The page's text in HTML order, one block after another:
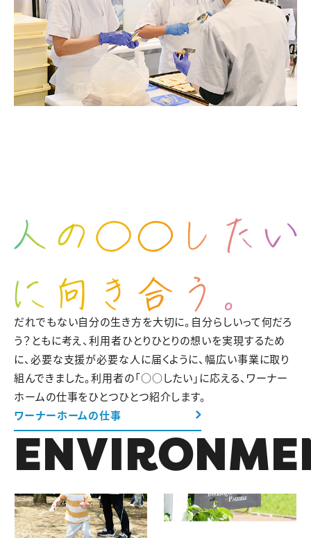
ワーナーホームの想い
だれでもない自分の生き方を大切に。自分らしいって何だろ
う？ともに考え、利用者ひとりひとりの想いを実現するため
に、必要な支援が必要な人に届くように、幅広い事業に取り
組んできました。利用者の「○○したい」に応える、ワーナー
ホームの仕事をひとつひとつ紹介します。
ワーナーホームの仕事